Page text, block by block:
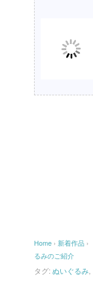
Home › 新着作品 ›
るみのご紹介
タグ:ぬいぐるみ